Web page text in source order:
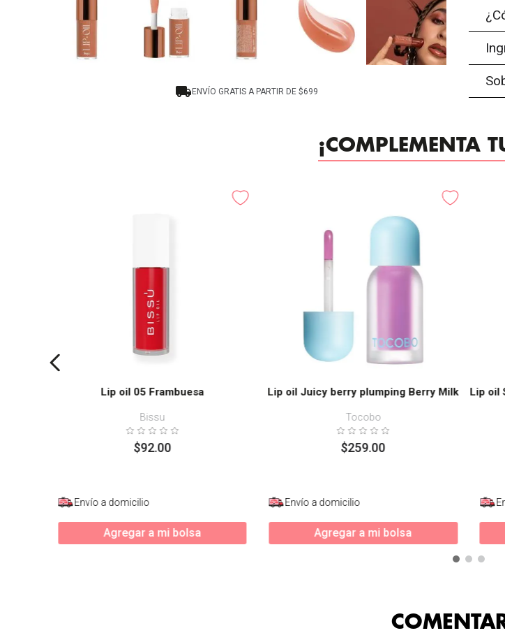
ENVÍO GRATIS A PARTIR DE $699
¡COMPLEMENTA
Lip oil 05 Frambuesa
Bissu
$92.00
Envío a domicilio
Agregar a mi bolsa
Lip oil Juicy berry plumping Berry Milk
Tocobo
$259.00
Envío a domicilio
Agregar a mi bolsa
Lip oil